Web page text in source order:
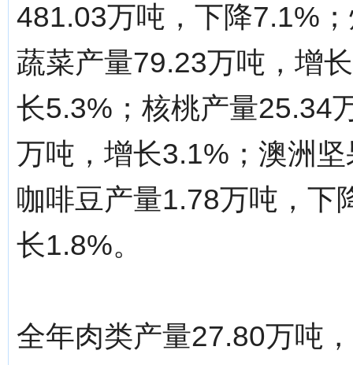
481.03万吨，下降7.1%
蔬菜产量79.23万吨，增
长5.3%；核桃产量25.34
万吨，增长3.1%；澳洲
咖啡豆产量1.78万吨，下
长1.8%。
全年肉类产量27.80万吨